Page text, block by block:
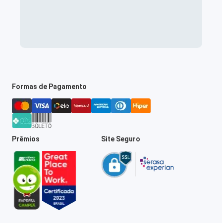
Formas de Pagamento
Prêmios Site Seguro